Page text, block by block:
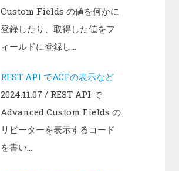
Custom Fields の値を何かに
登録したり、取得した値をフ
ィールドに登録し...
REST API でACFの表示など
2024.11.07 / REST API で
Advanced Custom Fields の
リピーターを表示するコード
を書い...